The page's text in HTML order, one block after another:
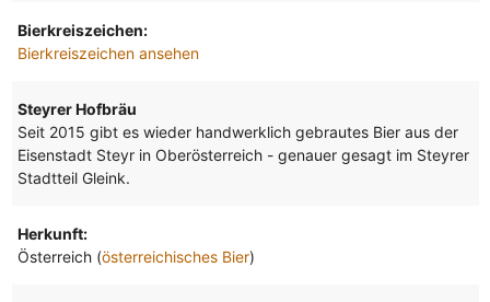
Bierkreiszeichen:
Bierkreiszeichen ansehen
Steyrer Hofbräu
Seit 2015 gibt es wieder handwerklich gebrautes Bier aus der
Eisenstadt Steyr in Oberösterreich - genauer gesagt im Steyrer
Stadtteil Gleink.
Herkunft:
Österreich (österreichisches Bier)